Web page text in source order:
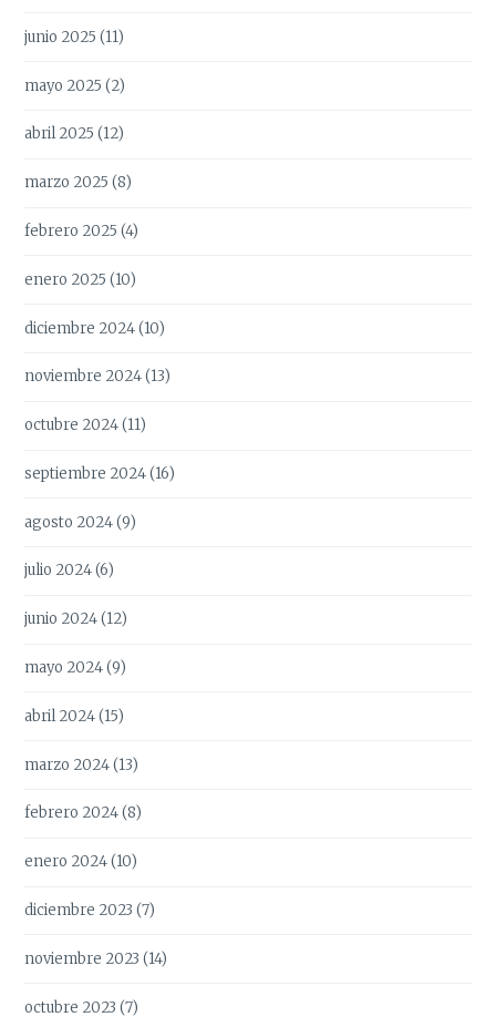
junio 2025 (11)
mayo 2025 (2)
abril 2025 (12)
marzo 2025 (8)
febrero 2025 (4)
enero 2025 (10)
diciembre 2024(10)
noviembre 2024(13)
octubre 2024(11)
septiembre 2024(16)
agosto 2024(9)
julio 2024(6)
junio 2024(12)
mayo 2024(9)
abril 2024(15)
marzo 2024(13)
febrero 2024(8)
enero 2024(10)
diciembre 2023 (7)
noviembre 2023 (14)
octubre 2023 (7)